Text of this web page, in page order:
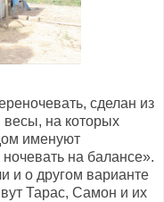
сделан из
весы, на которых
именуют
на балансе».
и о другом варианте
Тарас, Самон и их